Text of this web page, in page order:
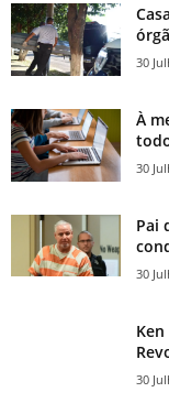
30
À
30
Pai
30
30